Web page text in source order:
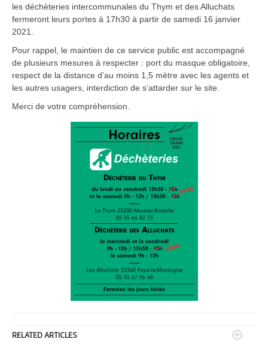
les déchèteries intercommunales du Thym et des Alluchats
fermeront leurs portes à 17h30 à partir de samedi 16 janvier
2021.
Pour rappel, le maintien de ce service public est accompagné
de plusieurs mesures à respecter : port du masque obligatoire,
respect de la distance d’au moins 1,5 mètre avec les agents et
les autres usagers, interdiction de s’attarder sur le site.
Merci de votre compréhension.
RELATED ARTICLES 